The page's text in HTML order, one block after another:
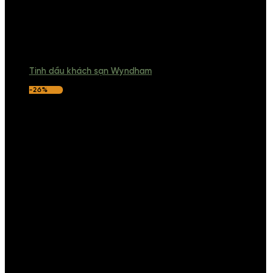
Tinh dầu khách sạn Wyndham
-26%